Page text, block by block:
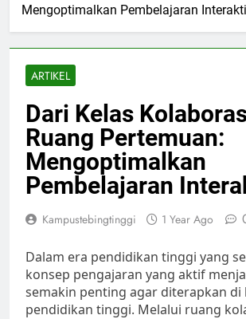
Mengoptimalkan Pembelajaran
ARTIKEL
Dari Kelas
Ruang Pertemuan:
Mengoptimalkan
Pembelajaran
Kampustebingtinggi 1 Year Ago
Dalam era pendidikan tinggi yang
konsep pengajaran yang aktif
semakin penting agar diterapkan di
pendidikan tinggi. Melalui ruang